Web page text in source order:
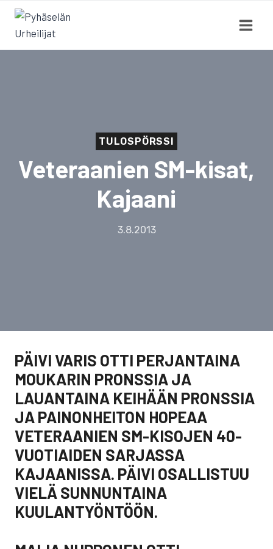
Siirry
sisältöön
TULOSPÖRSSI
Veteraanien SM-kisat,
Kajaani
3.8.2013
PÄIVI VARIS OTTI PERJANTAINA
MOUKARIN PRONSSIA JA
LAUANTAINA KEIHÄÄN PRONSSIA
JA PAINONHEITON HOPEAA
VETERAANIEN SM-KISOJEN 40-
VUOTIAIDEN SARJASSA
KAJAANISSA. PÄIVI OSALLISTUU
VIELÄ SUNNUNTAINA
KUULANTYÖNTÖÖN.